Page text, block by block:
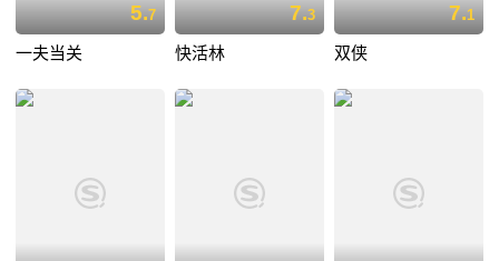
5.7
一夫当关
7.3
快活林
7.1
双侠